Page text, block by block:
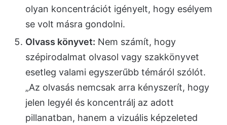
olyan koncentrációt igényelt, hogy esélyem
se volt másra gondolni.
Olvass könyvet: Nem számít, hogy
szépirodalmat olvasol vagy szakkönyvet
esetleg valami egyszerűbb témáról szólót.
„Az olvasás nemcsak arra kényszerít, hogy
jelen legyél és koncentrálj az adott
pillanatban, hanem a vizuális képzeleted